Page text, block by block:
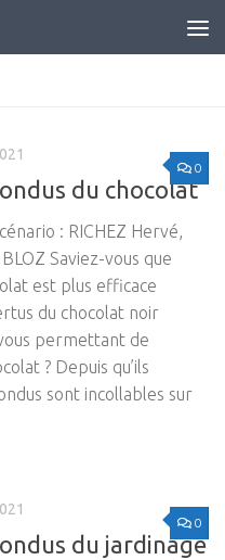
0
du chocolat
: RICHEZ Hervé,
Saviez-vous que
est plus efficace
du chocolat noir
permettant de
? Depuis qu’ils
sont incollables sur
0
du jardinage